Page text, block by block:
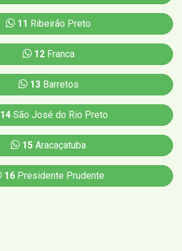
11 Ribeirão Preto
12Franca
13Barretos
14 São José do Rio Preto
15 Aracaçatuba
16Presidente Prudente